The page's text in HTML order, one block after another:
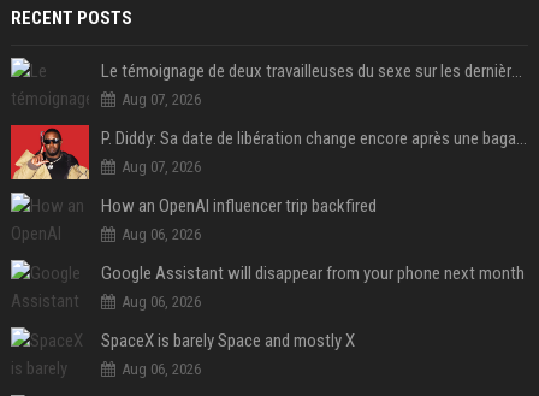
RECENT POSTS
Le témoignage de deux travailleuses du sexe sur les dernières heures de Liam Payne a été dévoilé
Aug 07, 2026
P. Diddy: Sa date de libération change encore après une bagarre
Aug 07, 2026
How an OpenAI influencer trip backfired
Aug 06, 2026
Google Assistant will disappear from your phone next month
Aug 06, 2026
SpaceX is barely Space and mostly X
Aug 06, 2026